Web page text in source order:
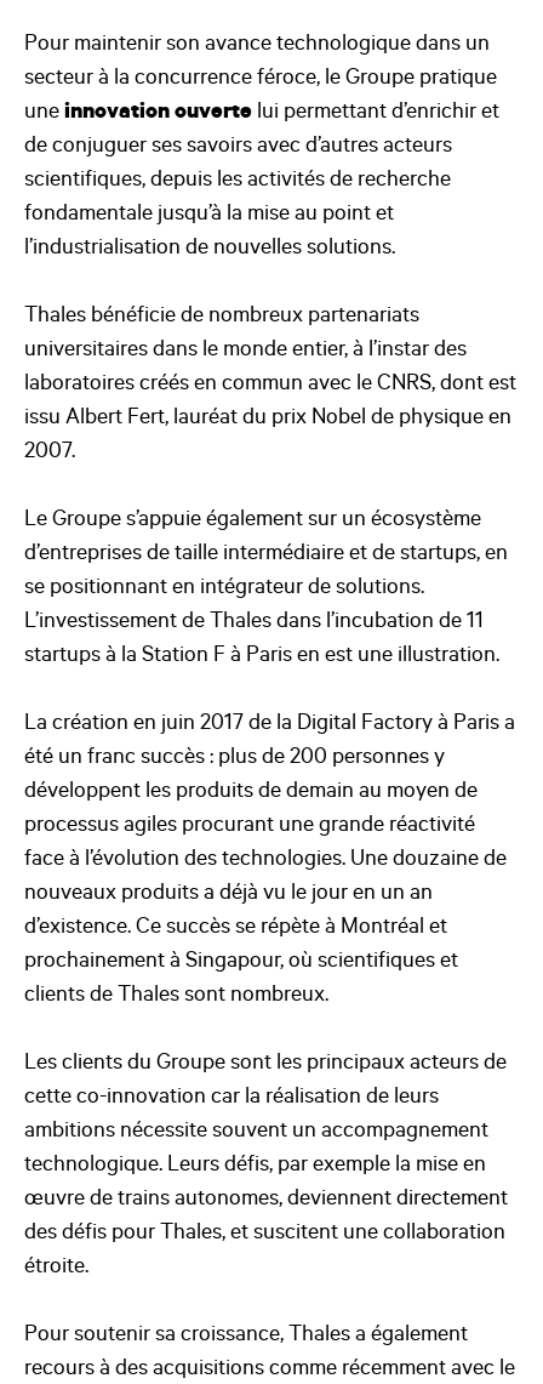
Pour maintenir son avance technologique dans un
secteur à la concurrence féroce, le Groupe pratique
une innovation ouverte lui permettant d’enrichir et
de conjuguer ses savoirs avec d’autres acteurs
scientifiques, depuis les activités de recherche
fondamentale jusqu’à la mise au point et
l’industrialisation de nouvelles solutions.
Thales bénéficie de nombreux partenariats
universitaires dans le monde entier, à l’instar des
laboratoires créés en commun avec le CNRS, dont est
issu Albert Fert, lauréat du prix Nobel de physique en
2007.
Le Groupe s’appuie également sur un écosystème
d’entreprises de taille intermédiaire et de startups, en
se positionnant en intégrateur de solutions.
L’investissement de Thales dans l’incubation de 11
startups à la Station F à Paris en est une illustration.
La création en juin 2017 de la Digital Factory à Paris a
été un franc succès : plus de 200 personnes y
développent les produits de demain au moyen de
processus agiles procurant une grande réactivité
face à l’évolution des technologies. Une douzaine de
nouveaux produits a déjà vu le jour en un an
d’existence. Ce succès se répète à Montréal et
prochainement à Singapour, où scientifiques et
clients de Thales sont nombreux.
Les clients du Groupe sont les principaux acteurs de
cette co-innovation car la réalisation de leurs
ambitions nécessite souvent un accompagnement
technologique. Leurs défis, par exemple la mise en
œuvre de trains autonomes, deviennent directement
des défis pour Thales, et suscitent une collaboration
étroite.
Pour soutenir sa croissance, Thales a également
recours à des acquisitions comme récemment avec le